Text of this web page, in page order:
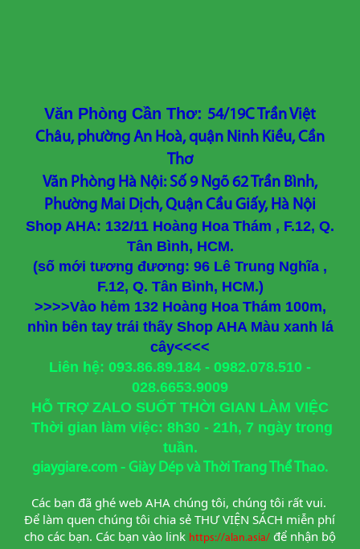
Văn Phòng Cần Thơ: 54/19C Trần Việt
Châu, phường An Hoà, quận Ninh Kiều, Cần
Thơ
Văn Phòng Hà Nội: Số 9 Ngõ 62 Trần Bình,
Phường Mai Dịch, Quận Cầu Giấy, Hà Nội
Shop AHA: 132/11 Hoàng Hoa Thám , F.12, Q.
Tân Bình, HCM.
(số mới tương đương: 96 Lê Trung Nghĩa ,
F.12, Q. Tân Bình, HCM.)
>>>>Vào hẻm 132 Hoàng Hoa Thám 100m,
nhìn bên tay trái thấy Shop AHA Màu xanh lá
cây<<<<
Liên hệ: 093.86.89.184 - 0982.078.510 -
028.6653.9009
HỖ TRỢ ZALO SUỐT THỜI GIAN LÀM VIỆC
Thời gian làm việc: 8h30 - 21h, 7 ngày trong
tuần.
giaygiare.com - Giày Dép và Thời Trang Thể Thao.
Các bạn đã ghé web AHA chúng tôi, chúng tôi rất vui.
Để làm quen chúng tôi chia sẻ THƯ VIỆN SÁCH miễn phí
cho các bạn. Các bạn vào link https://alan.asia/ để nhận bộ